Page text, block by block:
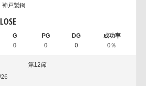
神戸製鋼
LOSE
0 0 0 0％
第12節